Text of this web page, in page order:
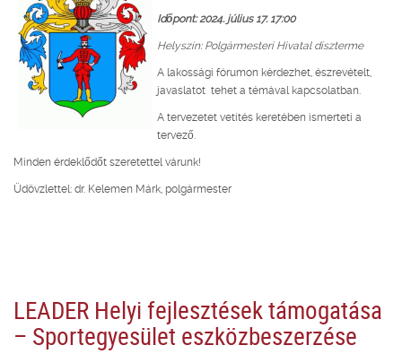
Időpont: 2024. július 17. 17:00
Helyszín: Polgármesteri Hivatal díszterme
A lakossági fórumon kérdezhet, észrevételt,
javaslatot tehet a témával kapcsolatban.
A tervezetet vetítés keretében ismerteti a
tervező.
Minden érdeklődőt szeretettel várunk!
Üdövzlettel: dr. Kelemen Márk, polgármester
LEADER Helyi fejlesztések támogatása
– Sportegyesület eszközbeszerzése